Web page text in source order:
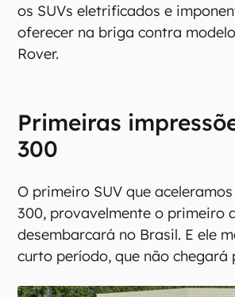
os SUVs eletrificados e
oferecer na briga contra
Rover.
Primeiras
300
O primeiro SUV que
300, provavelmente o primeiro
desembarcará no Brasil. E ele
curto período, que não chegará